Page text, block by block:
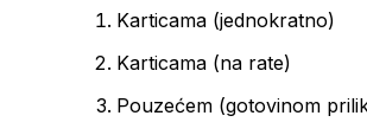
Karticama (jednokratno)
Karticama (na rate)
Pouzećem (gotovinom